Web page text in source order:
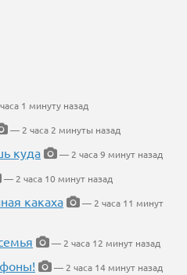
1 минуту назад
— 2 часа 2 минуты назад
куда
— 2 часа 9 минут назад
— 2 часа 10 минут назад
какаха
— 2 часа 11 минут
— 2 часа 12 минут назад
— 2 часа 14 минут назад